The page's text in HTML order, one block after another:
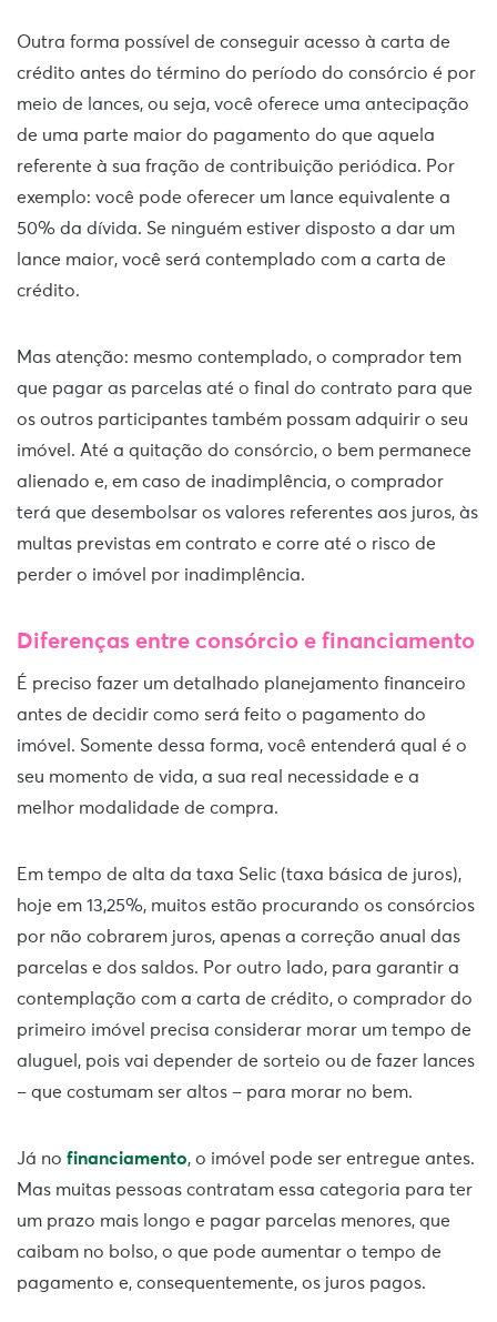
Outra forma possível de conseguir acesso à carta de
crédito antes do término do período do consórcio é por
meio de lances, ou seja, você oferece uma antecipação
de uma parte maior do pagamento do que aquela
referente à sua fração de contribuição periódica. Por
exemplo: você pode oferecer um lance equivalente a
50% da dívida. Se ninguém estiver disposto a dar um
lance maior, você será contemplado com a carta de
crédito.
Mas atenção: mesmo contemplado, o comprador tem
que pagar as parcelas até o final do contrato para que
os outros participantes também possam adquirir o seu
imóvel. Até a quitação do consórcio, o bem permanece
alienado e, em caso de inadimplência, o comprador
terá que desembolsar os valores referentes aos juros, às
multas previstas em contrato e corre até o risco de
perder o imóvel por inadimplência.
Diferenças entre consórcio e financiamento
É preciso fazer um detalhado planejamento financeiro
antes de decidir como será feito o pagamento do
imóvel. Somente dessa forma, você entenderá qual é o
seu momento de vida, a sua real necessidade e a
melhor modalidade de compra.
Em tempo de alta da taxa Selic (taxa básica de juros),
hoje em 13,25%, muitos estão procurando os consórcios
por não cobrarem juros, apenas a correção anual das
parcelas e dos saldos. Por outro lado, para garantir a
contemplação com a carta de crédito, o comprador do
primeiro imóvel precisa considerar morar um tempo de
aluguel, pois vai depender de sorteio ou de fazer lances
– que costumam ser altos – para morar no bem.
Já no financiamento, o imóvel pode ser entregue antes.
Mas muitas pessoas contratam essa categoria para ter
um prazo mais longo e pagar parcelas menores, que
caibam no bolso, o que pode aumentar o tempo de
pagamento e, consequentemente, os juros pagos.